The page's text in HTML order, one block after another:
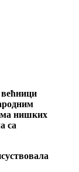
нишких
са